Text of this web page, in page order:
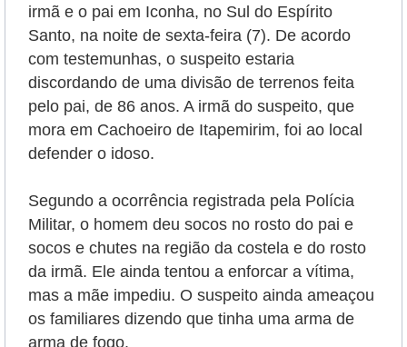
irmã e o pai em Iconha, no Sul do Espírito
Santo, na noite de sexta-feira (7). De acordo
com testemunhas, o suspeito estaria
discordando de uma divisão de terrenos feita
pelo pai, de 86 anos. A irmã do suspeito, que
mora em Cachoeiro de Itapemirim, foi ao local
defender o idoso.
Segundo a ocorrência registrada pela Polícia
Militar, o homem deu socos no rosto do pai e
socos e chutes na região da costela e do rosto
da irmã. Ele ainda tentou a enforcar a vítima,
mas a mãe impediu. O suspeito ainda ameaçou
os familiares dizendo que tinha uma arma de
arma de fogo.